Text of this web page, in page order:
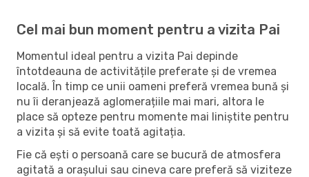
Cel mai bun moment pentru a vizita Pai
Momentul ideal pentru a vizita Pai depinde
întotdeauna de activitățile preferate și de vremea
locală. În timp ce unii oameni preferă vremea bună și
nu îi deranjează aglomerațiile mai mari, altora le
place să opteze pentru momente mai liniștite pentru
a vizita și să evite toată agitația.
Fie că ești o persoană care se bucură de atmosfera
agitată a orașului sau cineva care preferă să viziteze